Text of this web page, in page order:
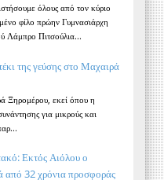
όλους από τον κύριο
φίλο πρώην Γυμνασιάρχη
Λάμπρο Πιτσούλια...
της γεύσης στο Μαχαιρά
Ξηρομέρου, εκεί όπου η
για μικρούς και
Εκτός Αιόλου ο
από 32 χρόνια προσφοράς